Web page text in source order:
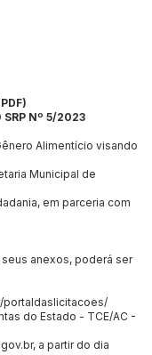
PDF)
SRP Nº 5/2023
Alimentício visando
Municipal de
em parceria com
anexos, poderá ser
portaldaslicitacoes/
do Estado - TCE/AC -
, a partir do dia